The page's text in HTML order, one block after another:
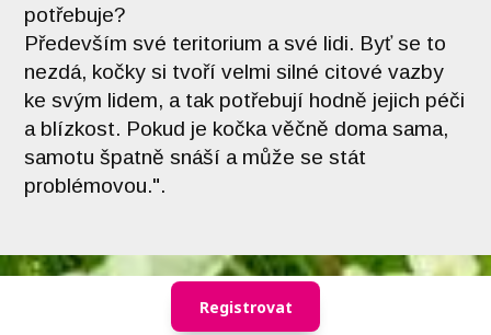
potřebuje?
Především své teritorium a své lidi. Byť se to
nezdá, kočky si tvoří velmi silné citové vazby
ke svým lidem, a tak potřebují hodně jejich péči
a blízkost. Pokud je kočka věčně doma sama,
samotu špatně snáší a může se stát
problémovou.".
Registrovat